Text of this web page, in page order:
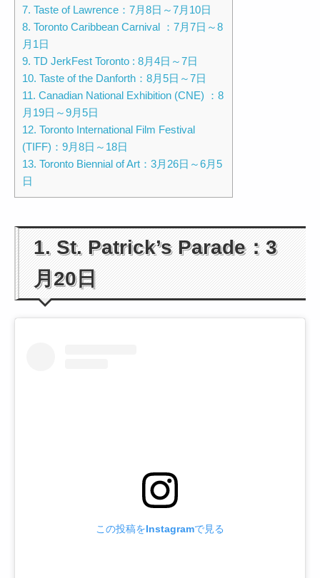
7. Taste of Lawrence：7月8日～7月10日
8. Toronto Caribbean Carnival ：7月7日～8
月1日
9. TD JerkFest Toronto : 8月4日～7日
10. Taste of the Danforth：8月5日～7日
11. Canadian National Exhibition (CNE) ：8
月19日～9月5日
12. Toronto International Film Festival
(TIFF)：9月8日～18日
13. Toronto Biennial of Art：3月26日～6月5
日
1. St. Patrick’s Parade：3
月20日
この投稿をInstagramで見る